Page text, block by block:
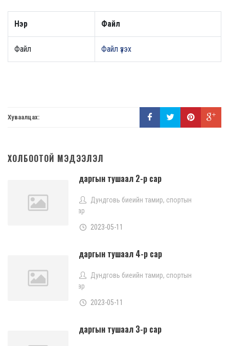
Нэр Файл
Файл Файл үзэх
Хуваалцах:
ХОЛБООТОЙ МЭДЭЭЛЭЛ
даргын тушаал 2-р сар
Дундговь биеийн тамир, спортын
газар
2023-05-11
даргын тушаал 4-р сар
Дундговь биеийн тамир, спортын
газар
2023-05-11
даргын тушаал 3-р сар